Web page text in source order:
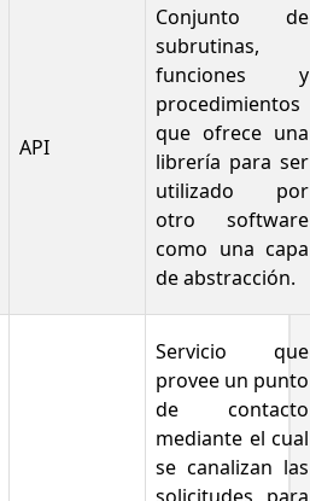
API
Conjunto de
subrutinas,
funciones y
procedimientos
que ofrece una
librería para ser
utilizado por
otro software
como una capa
de abstracción.
Servicio que
provee un punto
de contacto
mediante el cual
se canalizan las